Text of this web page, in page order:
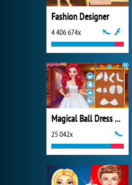
Fashion Designer
4 406 674x
Magical Ball Dress Design
25 042x